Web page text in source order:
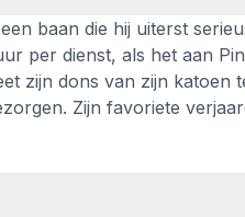
baan die hij uiterst
per dienst, als het aan
zijn dons van zijn katoen
Zijn favoriete